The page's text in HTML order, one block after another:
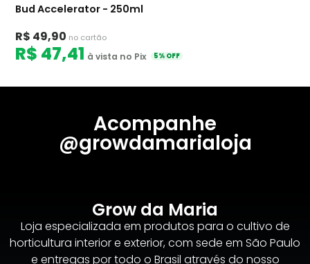
Bud Accelerator - 250ml
R$ 49,90 no cartão
R$ 47,41 à vista no Pix 5% OFF
Acompanhe
@growdamarialoja
Grow da Maria
Loja especializada em produtos para o cultivo de
horticultura interior e exterior, com sede em São Paulo
e entregas por todo o Brasil através do nosso